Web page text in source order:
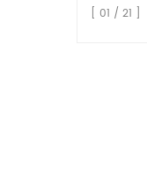
[ 01 / 21 ]